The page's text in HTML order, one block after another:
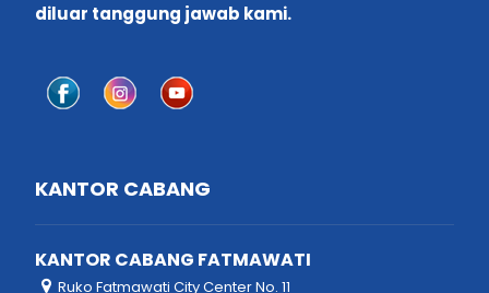
diluar tanggung jawab kami.
KANTOR CABANG
KANTOR CABANG FATMAWATI
Ruko Fatmawati City Center No. 11